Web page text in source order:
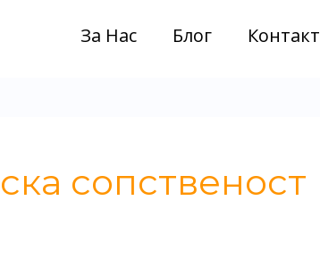
За Нас Блог Контакт
сопственост